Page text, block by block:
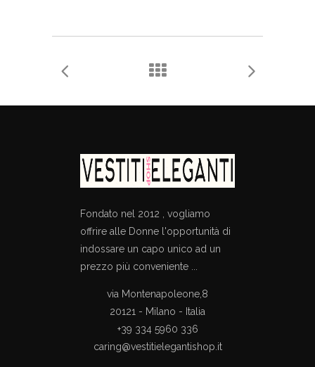
Fondato nel 2012 , vogliamo
offrire alle Donne l'opportunità di
indossare un capo unico ad un
prezzo più conveniente ...
via Montenapoleone,8
20121 - Milano - Italia
+39 334 5960 336
caring@vestitielegantishop.it